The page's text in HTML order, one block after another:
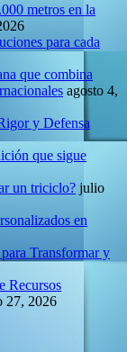
metros en la
para cada
que combina
agosto 4,
y Defensa
que sigue
un triciclo? julio
en
Transformar y
Recursos
27, 2026